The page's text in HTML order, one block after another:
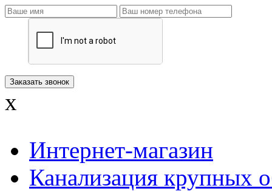
x
Интернет-магазин
Канализация крупных